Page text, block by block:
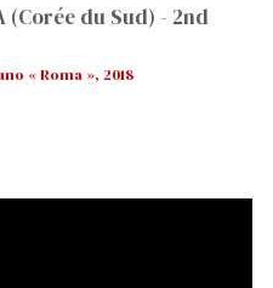
(Corée du Sud) - 2nd
« Roma », 2018